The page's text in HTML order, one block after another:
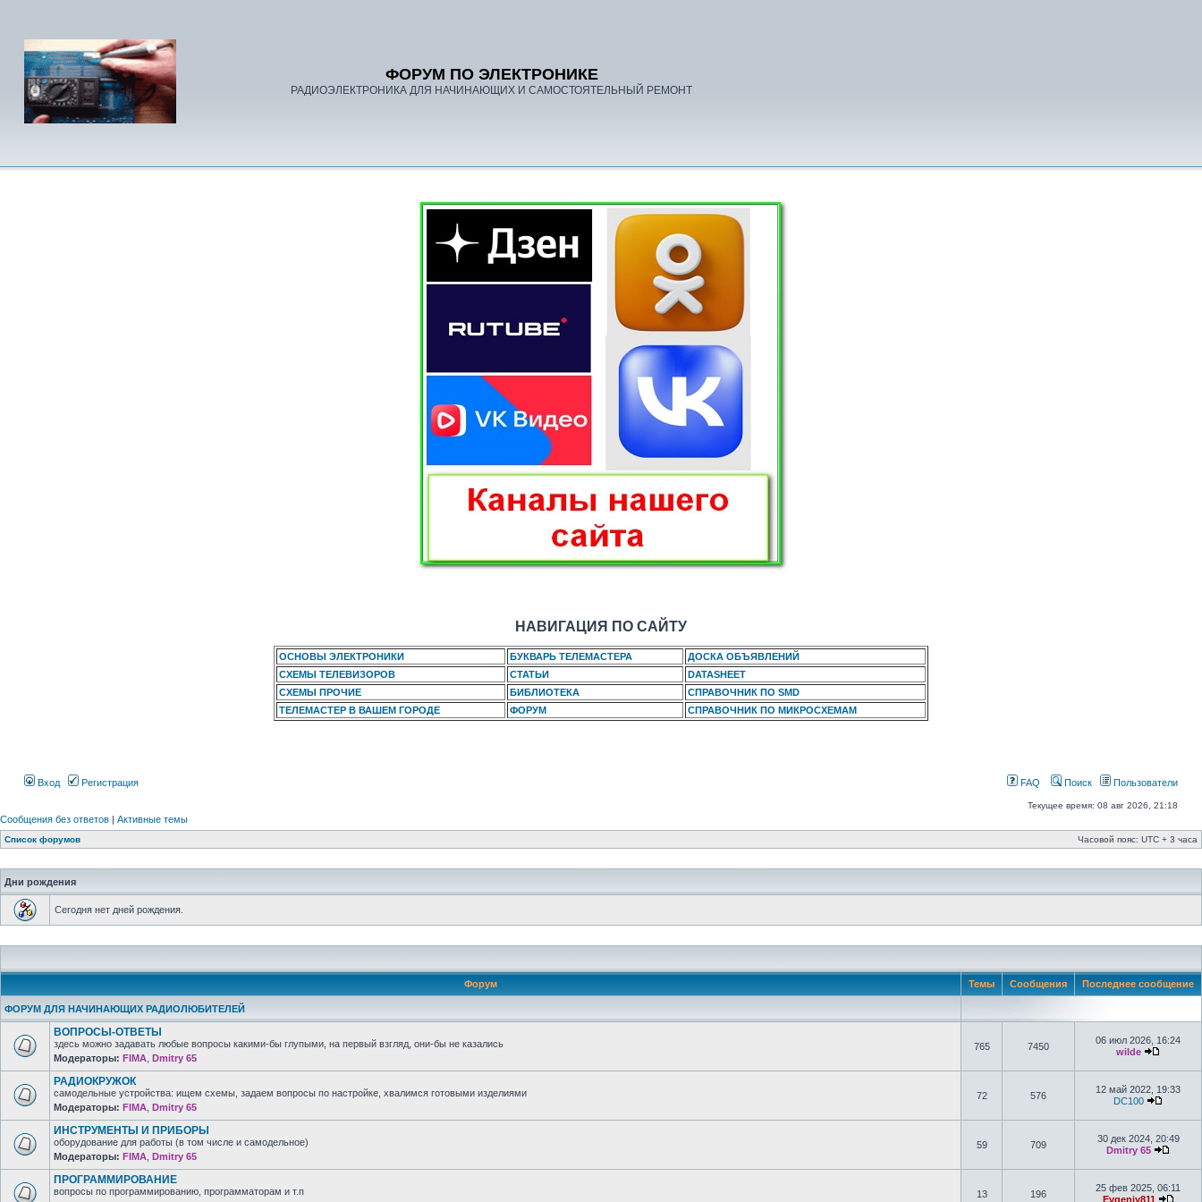
ФОРУМ ПО ЭЛЕКТРОНИКЕ
РАДИОЭЛЕКТРОНИКА ДЛЯ НАЧИНАЮЩИХ И САМОСТОЯТЕЛЬНЫЙ РЕМОНТ
НАВИГАЦИЯ ПО САЙТУ
ОСНОВЫ ЭЛЕКТРОНИКИ БУКВАРЬ ТЕЛЕМАСТЕРА
ДОСКА ОБЪЯВЛЕНИЙ
СХЕМЫ ТЕЛЕВИЗОРОВ
СТАТЬИ
DATASHEET
СХЕМЫ ПРОЧИЕ
БИБЛИОТЕКА
СПРАВОЧНИК ПО SMD
ТЕЛЕМАСТЕР В ВАШЕМ ГОРОДЕ
ФОРУМ СПРАВОЧНИК ПО МИКРОСХЕМАМ
Вход Регистрация FAQ Поиск Пользователи
Текущее время: 08 авг 2026, 21:18
Сообщения без ответов | Активные темы
Список форумов Часовой пояс: UTC + 3 часа
Дни рождения
Сегодня нет дней рождения.
Форум Темы Сообщения Последнее сообщение
ФОРУМ ДЛЯ НАЧИНАЮЩИХ РАДИОЛЮБИТЕЛЕЙ
ВОПРОСЫ-ОТВЕТЫ
здесь можно задавать любые вопросы какими-бы глупыми, на первый взгляд, они-бы не казались
Модераторы: FIMA Dmitry 65
765 7450
06 июл 2026, 16:24
wilde
РАДИОКРУЖОК
самодельные устройства: ищем схемы, задаем вопросы по настройке, хвалимся готовыми изделиями
Модераторы: FIMA Dmitry 65
72 576
12 май 2022, 19:33
DC100
ИНСТРУМЕНТЫ И ПРИБОРЫ
оборудование для работы (в том числе и самодельное)
Модераторы: FIMA Dmitry 65
59 709
30 дек 2024, 20:49
Dmitry 65
ПРОГРАММИРОВАНИЕ
вопросы по программированию, программаторам и т.п
13 196
25 фев 2025, 06:11
Evgeniy811